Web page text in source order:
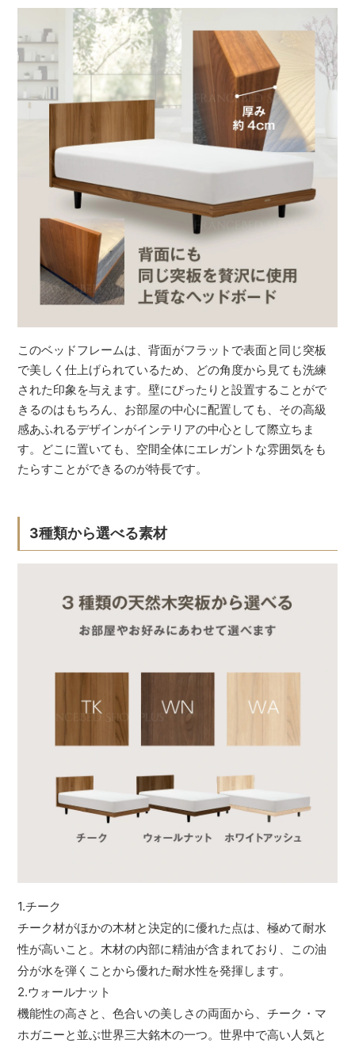
このベッドフレームは、背面がフラットで表面と同じ突板
で美しく仕上げられているため、どの角度から見ても洗練
された印象を与えます。壁にぴったりと設置することがで
きるのはもちろん、お部屋の中心に配置しても、その高級
感あふれるデザインがインテリアの中心として際立ちま
す。どこに置いても、空間全体にエレガントな雰囲気をも
たらすことができるのが特長です。
3種類から選べる素材
1.チーク
チーク材がほかの木材と決定的に優れた点は、極めて耐水
性が高いこと。木材の内部に精油が含まれており、この油
分が水を弾くことから優れた耐水性を発揮します。
2.ウォールナット
機能性の高さと、色合いの美しさの両面から、チーク・マ
ホガニーと並ぶ世界三大銘木の一つ。世界中で高い人気と